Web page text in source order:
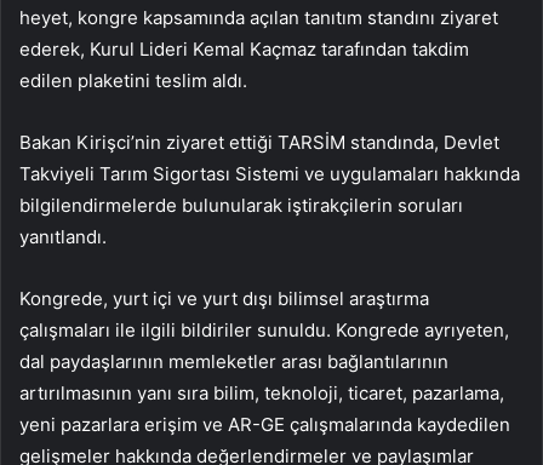
heyet, kongre kapsamında açılan tanıtım standını ziyaret
ederek, Kurul Lideri Kemal Kaçmaz tarafından takdim
edilen plaketini teslim aldı.
Bakan Kirişci’nin ziyaret ettiği TARSİM standında, Devlet
Takviyeli Tarım Sigortası Sistemi ve uygulamaları hakkında
bilgilendirmelerde bulunularak iştirakçilerin soruları
yanıtlandı.
Kongrede, yurt içi ve yurt dışı bilimsel araştırma
çalışmaları ile ilgili bildiriler sunuldu. Kongrede ayrıyeten,
dal paydaşlarının memleketler arası bağlantılarının
artırılmasının yanı sıra bilim, teknoloji, ticaret, pazarlama,
yeni pazarlara erişim ve AR-GE çalışmalarında kaydedilen
gelişmeler hakkında değerlendirmeler ve paylaşımlar